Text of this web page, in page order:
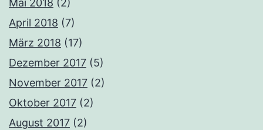
Mai 2018 (2)
April 2018 (7)
März 2018 (17)
Dezember 2017 (5)
November 2017 (2)
Oktober 2017 (2)
August 2017 (2)